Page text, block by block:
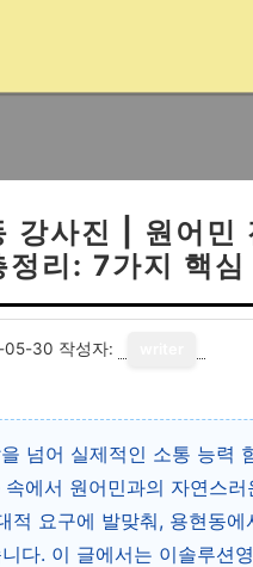
강사진 | 원어민
정리: 7가지 핵심
05-30 작성자:
넘어 실제적인 소통 능력
에서 원어민과의 자연스
적 요구에 발맞춰, 용현동
다. 이 글에서는 이솔루션